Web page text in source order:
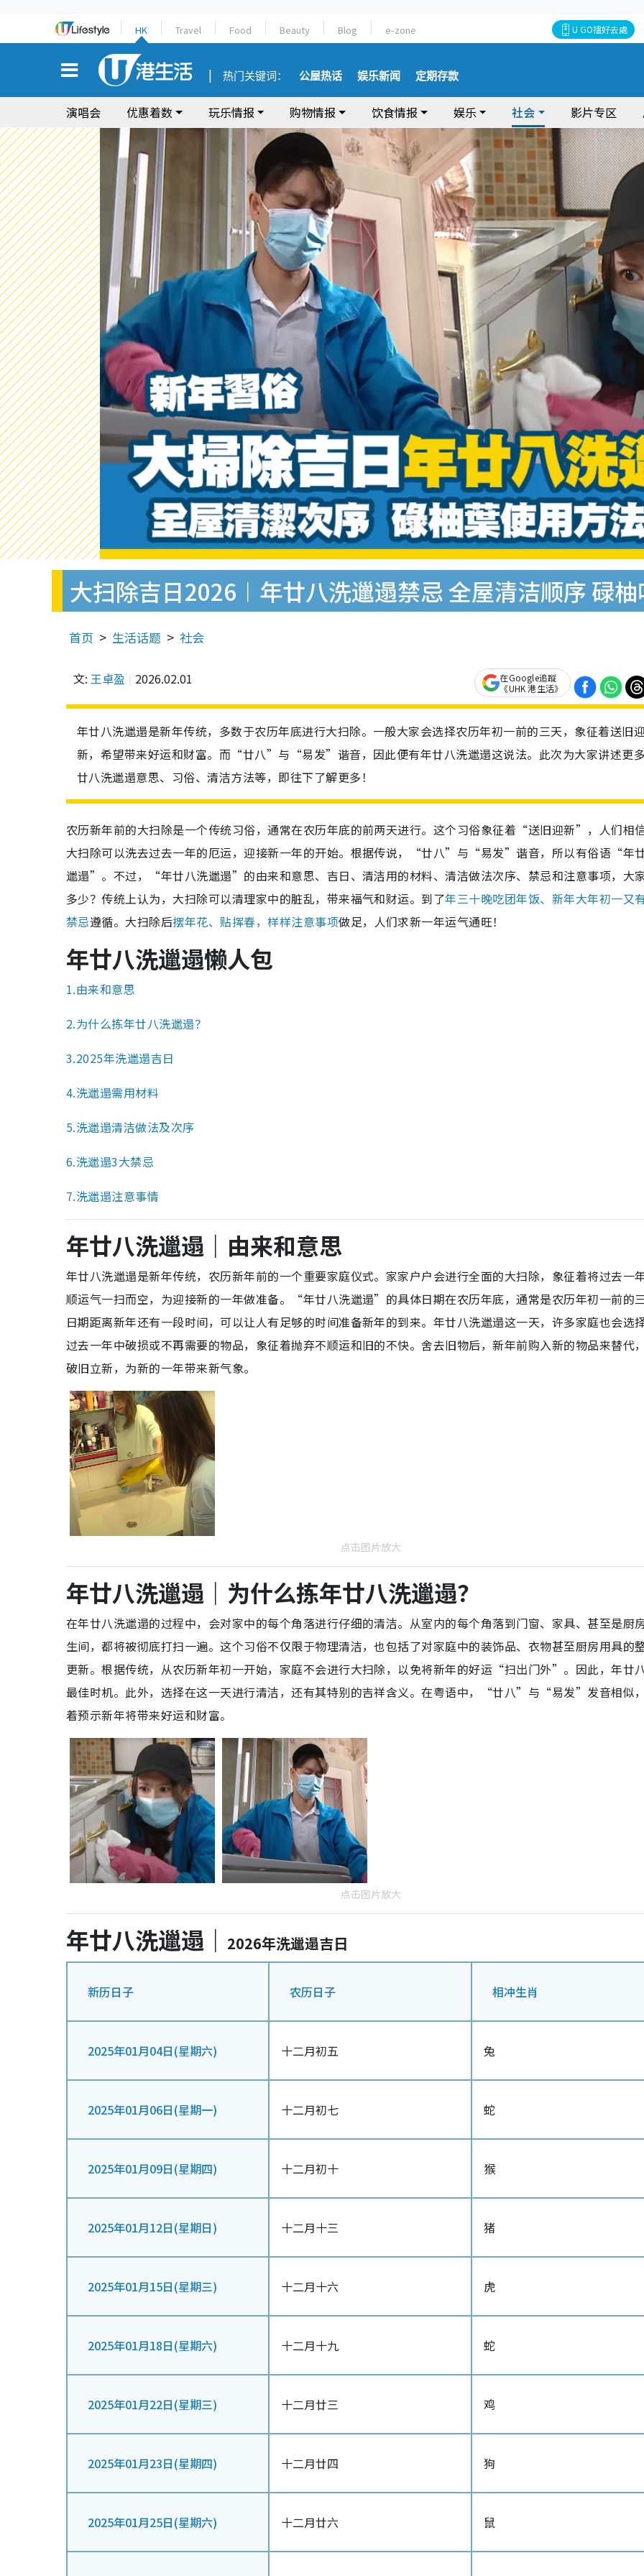
HK Travel Food Beauty Blog e-zone U GO搵好去處
热门关键词： 公屋热话 娱乐新闻 定期存款
演唱会 优惠着数 玩乐情报 购物情报 饮食情报 娱乐 社会 影片专区
大扫除吉日2026︱年廿八洗邋遢禁忌 全屋清洁顺序 碌
首页 生活话题 社会
文: 王卓盈 2026.02.01
在Google追蹤
《UHK 港生活》
年廿八洗邋遢是新年传统，多数于农历年底进行大扫除。一般大家会选择农历年初一前的三天，象征着送旧
新，希望带来好运和财富。而“廿八”与“易发”谐音，因此便有年廿八洗邋遢这说法。此次为大家讲述更
廿八洗邋遢意思、习俗、清洁方法等，即往下了解更多！
农历新年前的大扫除是一个传统习俗，通常在农历年底的前两天进行。这个习俗象征着“送旧迎新”，人们相
大扫除可以洗去过去一年的厄运，迎接新一年的开始。根据传说，“廿八”与“易发”谐音，所以有俗语“年
邋遢”。不过，“年廿八洗邋遢”的由来和意思、吉日、清洁用的材料、清洁做法次序、禁忌和注意事项，大
多少？传统上认为，大扫除可以清理家中的脏乱，带来福气和财运。到了年三十晚吃团年饭、新年大年初一又
禁忌遵循。大扫除后摆年花、贴挥春，样样注意事项做足，人们求新一年运气通旺！
年廿八洗邋遢懒人包
1.由来和意思
2.为什么拣年廿八洗邋遢？
3.2025年洗邋遢吉日
4.洗邋遢需用材料
5.洗邋遢清洁做法及次序
6.洗邋遢3大禁忌
7.洗邋遢注意事情
年廿八洗邋遢｜由来和意思
年廿八洗邋遢是新年传统，农历新年前的一个重要家庭仪式。家家户户会进行全面的大扫除，象征着将过去一
顺运气一扫而空，为迎接新的一年做准备。“年廿八洗邋遢”的具体日期在农历年底，通常是农历年初一前的
日期距离新年还有一段时间，可以让人有足够的时间准备新年的到来。年廿八洗邋遢这一天，许多家庭也会选
过去一年中破损或不再需要的物品，象征着抛弃不顺运和旧的不快。舍去旧物后，新年前购入新的物品来替代
破旧立新，为新的一年带来新气象。
点击图片放大
年廿八洗邋遢｜为什么拣年廿八洗邋遢？
在年廿八洗邋遢的过程中，会对家中的每个角落进行仔细的清洁。从室内的每个角落到门窗、家具、甚至是厨
生间，都将被彻底打扫一遍。这个习俗不仅限于物理清洁，也包括了对家庭中的装饰品、衣物甚至厨房用具的
更新。根据传统，从农历新年初一开始，家庭不会进行大扫除，以免将新年的好运“扫出门外”。因此，年廿
最佳时机。此外，选择在这一天进行清洁，还有其特别的吉祥含义。在粤语中，“廿八”与“易发”发音相似
着预示新年将带来好运和财富。
点击图片放大
年廿八洗邋遢｜ 2026年洗邋遢吉日
新历日子 农历日子 相冲生肖
2025年01月04日(星期六) 十二月初五 兔
2025年01月06日(星期一) 十二月初七 蛇
2025年01月09日(星期四) 十二月初十 猴
2025年01月12日(星期日) 十二月十三 猪
2025年01月15日(星期三) 十二月十六 虎
2025年01月18日(星期六) 十二月十九 蛇
2025年01月22日(星期三) 十二月廿三 鸡
2025年01月23日(星期四) 十二月廿四 狗
2025年01月25日(星期六) 十二月廿六 鼠